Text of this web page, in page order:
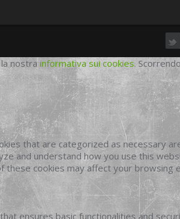
nostra informativa sui cookies.
that are categorized as necessary
and understand how you use this
cookies may affect your browsing
ensures basic functionalities and